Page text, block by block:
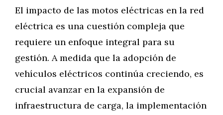
El impacto de las motos eléctricas en la red
eléctrica es una cuestión compleja que
requiere un enfoque integral para su
gestión. A medida que la adopción de
vehículos eléctricos continúa creciendo, es
crucial avanzar en la expansión de
infraestructura de carga, la implementación